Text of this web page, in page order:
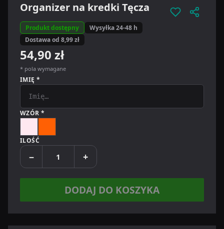
Organizer na kredki Tęcza
Produkt dostępny
Wysyłka 24-48 h
Dostawa od 8,99 zł
54,90 zł
* pola wymagane
IMIĘ *
WZÓR *
ILOŚĆ
− +
DODAJ DO KOSZYKA